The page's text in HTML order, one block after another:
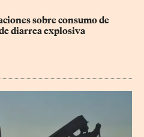
sobre consumo de
diarrea explosiva